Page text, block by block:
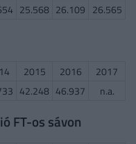
25.568 26.109 26.565
2015 2016
2017
42.248 46.937 n.a.
FT-os sávon